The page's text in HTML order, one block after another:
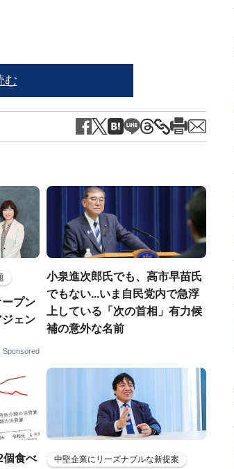
む
プン
ェン
Sponsored
小泉進次郎氏でも、高市早苗氏
でもない...いま自民党内で急浮
上している「次の首相」有力候
補の意外な名前
個食べ
中堅企業にリーズナブルな新提案